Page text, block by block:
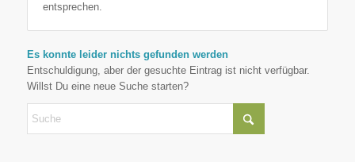
entsprechen.
Es konnte leider nichts gefunden werden
Entschuldigung, aber der gesuchte Eintrag ist nicht verfügbar.
Willst Du eine neue Suche starten?